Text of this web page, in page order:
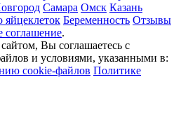
Самара Омск Казань
яйцеклеток Беременность Отзывы
соглашение.
Вы соглашаетесь с
и условиями, указанными в:
cookie-файлов Политике